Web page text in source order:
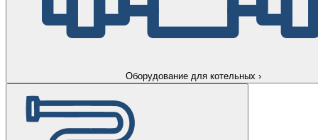
Оборудование для котельных ›